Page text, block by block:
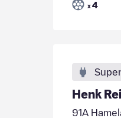
x 4
Henk
91A